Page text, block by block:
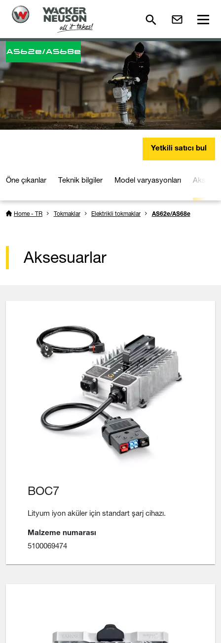
AS62e/AS68e
Yetkili satıcı bul
Öne çıkanlar Teknik bilgiler Model varyasyonları
Home - TR Tokmaklar Elektrikli tokmaklar AS62e/AS68e
Aksesuarlar
BOC7
Lityum iyon aküler için standart şarj cihazı.
Malzeme numarası
5100069474